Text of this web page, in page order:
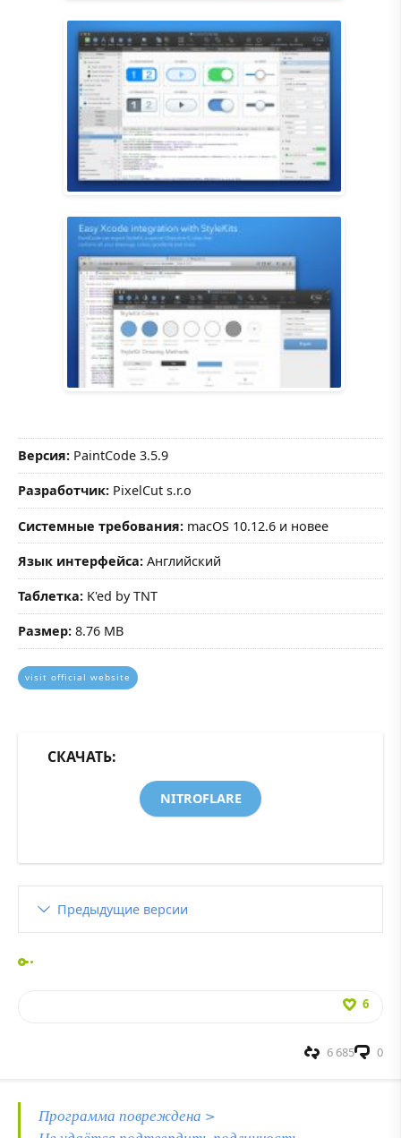
Версия: PaintCode 3.5.9
Разработчик: PixelCut s.r.o
Системные требования: macOS 10.12.6 и новее
Язык интерфейса: Английский
Таблетка: K'ed by TNT
Размер: 8.76 MB
visit official website
СКАЧАТЬ:
NITROFLARE
Предыдущие версии
6
0
6 685
Программа повреждена >